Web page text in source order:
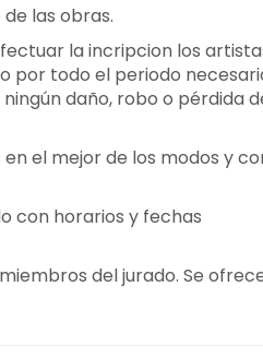
las obras.
la incripcion los
por todo el periodo
daño, robo o pérdida
el mejor de los modos y
con horarios y fechas
del jurado. Se